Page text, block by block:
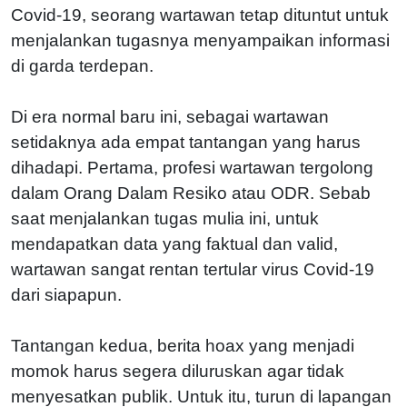
Covid-19, seorang wartawan tetap dituntut untuk
menjalankan tugasnya menyampaikan informasi
di garda terdepan.
Di era normal baru ini, sebagai wartawan
setidaknya ada empat tantangan yang harus
dihadapi. Pertama, profesi wartawan tergolong
dalam Orang Dalam Resiko atau ODR. Sebab
saat menjalankan tugas mulia ini, untuk
mendapatkan data yang faktual dan valid,
wartawan sangat rentan tertular virus Covid-19
dari siapapun.
Tantangan kedua, berita hoax yang menjadi
momok harus segera diluruskan agar tidak
menyesatkan publik. Untuk itu, turun di lapangan